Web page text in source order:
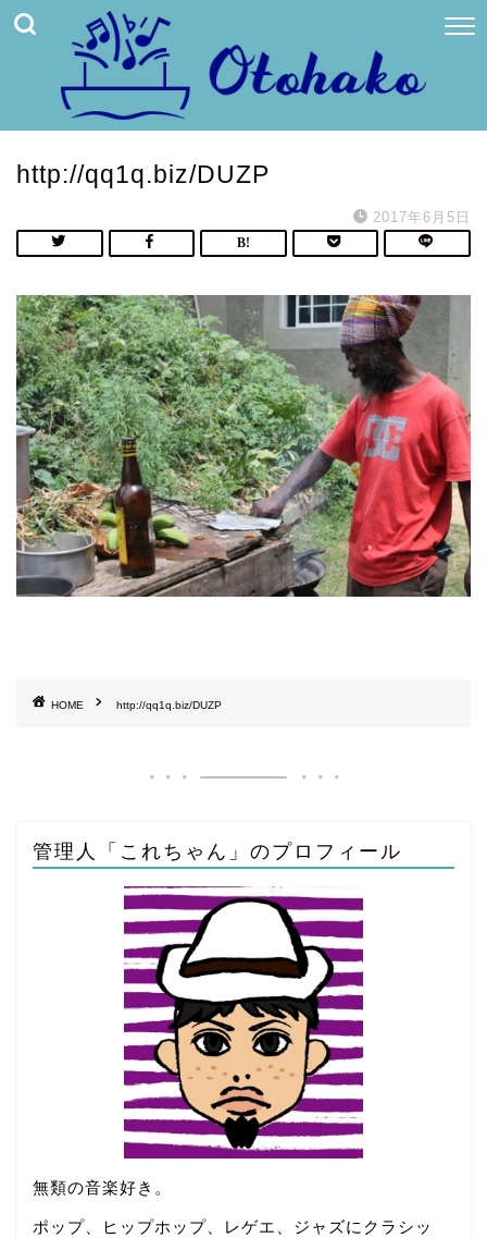
http://qq1q.biz/DUZP
2017年6月5日
HOME http://qq1q.biz/DUZP
管理人「これちゃん」のプロフィール
無類の音楽好き。
ポップ、ヒップホップ、レゲエ、ジャズにクラシッ